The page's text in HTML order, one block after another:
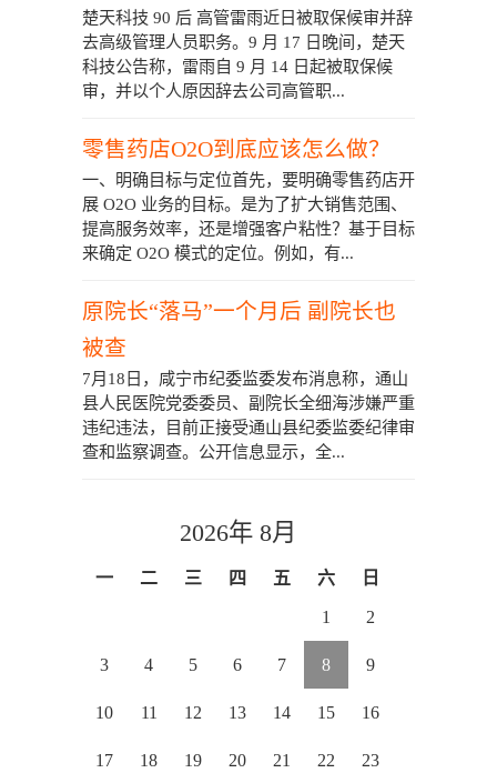
楚天科技 90 后 高管雷雨近日被取保候审并辞
去高级管理人员职务。9 月 17 日晚间，楚天
科技公告称，雷雨自 9 月 14 日起被取保候
审，并以个人原因辞去公司高管职...
零售药店O2O到底应该怎么做？
一、明确目标与定位首先，要明确零售药店开
展 O2O 业务的目标。是为了扩大销售范围、
提高服务效率，还是增强客户粘性？基于目标
来确定 O2O 模式的定位。例如，有...
原院长“落马”一个月后 副院长也
被查
7月18日，咸宁市纪委监委发布消息称，通山
县人民医院党委委员、副院长全细海涉嫌严重
违纪违法，目前正接受通山县纪委监委纪律审
查和监察调查。公开信息显示，全...
2026年 8月
一 二 三 四 五 六 日
1 2
3 4 5 6 7 8 9
10 11 12 13 14 15 16
17 18 19 20 21 22 23